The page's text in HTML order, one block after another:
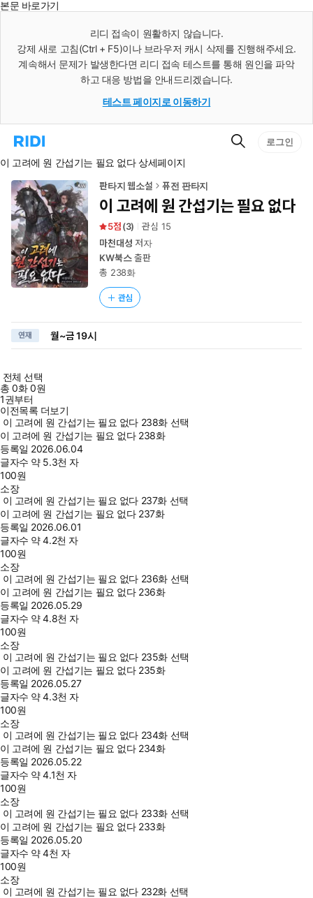
본문 바로가기
리디 접속이 원활하지 않습니다.
강제 새로 고침(Ctrl + F5)이나 브라우저 캐시 삭제를 진행해주세요.
계속해서 문제가 발생한다면 리디 접속 테스트를 통해 원인을 파악
하고 대응 방법을 안내드리겠습니다.
테스트 페이지로 이동하기
리
홈
로
이
동
검
로그인
이 고려에 원 간섭기는 필요 없다 상세페이지
판타지 웹소설 퓨전 판타지
이 고려에 원 간섭기는 필요 없다
5 (3) 관심 15
마천대성 저자
KW북스출판
총 238화
관심
연재 월~금 19시
전체 선택
총0화0원
1권부터
이전목록 더보기
이 고려에 원 간섭기는 필요 없다 238화 선택
이 고려에 원 간섭기는 필요 없다 238화
등록일 2026.06.04
글자수 약 5.3천 자
100원
소장
이 고려에 원 간섭기는 필요 없다 237화 선택
이 고려에 원 간섭기는 필요 없다 237화
등록일 2026.06.01
글자수 약 4.2천 자
100원
소장
이 고려에 원 간섭기는 필요 없다 236화 선택
이 고려에 원 간섭기는 필요 없다 236화
등록일 2026.05.29
글자수 약 4.8천 자
100원
소장
이 고려에 원 간섭기는 필요 없다 235화 선택
이 고려에 원 간섭기는 필요 없다 235화
등록일 2026.05.27
글자수 약 4.3천 자
100원
소장
이 고려에 원 간섭기는 필요 없다 234화 선택
이 고려에 원 간섭기는 필요 없다 234화
등록일 2026.05.22
글자수 약 4.1천 자
100원
소장
이 고려에 원 간섭기는 필요 없다 233화 선택
이 고려에 원 간섭기는 필요 없다 233화
등록일 2026.05.20
글자수 약 4천 자
100원
소장
이 고려에 원 간섭기는 필요 없다 232화 선택